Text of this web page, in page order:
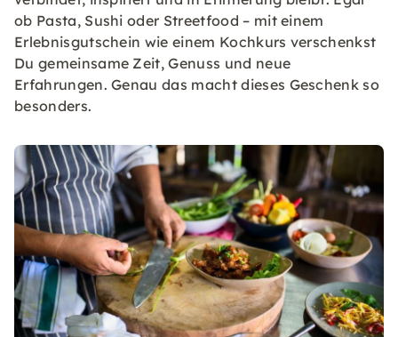
ob Pasta, Sushi oder Streetfood – mit einem
Erlebnisgutschein wie einem Kochkurs verschenkst
Du gemeinsame Zeit, Genuss und neue
Erfahrungen. Genau das macht dieses Geschenk so
besonders.